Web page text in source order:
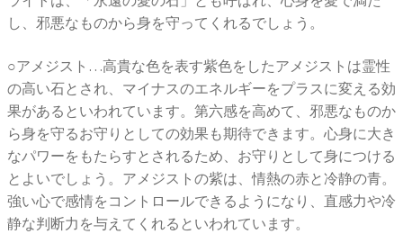
し、邪悪なものから身を守ってくれるでしょう。
○アメジスト…高貴な色を表す紫色をしたアメジストは霊性
の高い石とされ、マイナスのエネルギーをプラスに変える効
果があるといわれています。第六感を高めて、邪悪なものか
ら身を守るお守りとしての効果も期待できます。心身に大き
なパワーをもたらすとされるため、お守りとして身につける
とよいでしょう。アメジストの紫は、情熱の赤と冷静の青。
強い心で感情をコントロールできるようになり、直感力や冷
静な判断力を与えてくれるといわれています。